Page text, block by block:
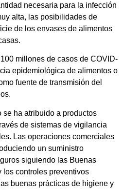
necesaria para la infección
alta, las posibilidades de
de los envases de alimentos
millones de casos de COVID-
epidemiológica de alimentos o
fuente de transmisión del
ha atribuido a productos
de sistemas de vigilancia
Las operaciones comerciales
un suministro
siguiendo las Buenas
los controles preventivos
buenas prácticas de higiene y